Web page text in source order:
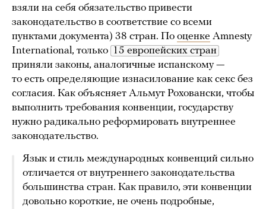
взяли на себя обязательство привести
законодательство в соответствие со всеми
пунктами документа) 38 стран. По оценке Amnesty
International, только 15 европейских стран
приняли законы, аналогичные испанскому —
то есть определяющие изнасилование как секс без
согласия. Как объясняет Альмут Роховански, чтобы
выполнить требования конвенции, государству
нужно радикально реформировать внутреннее
законодательство.
Язык и стиль международных конвенций сильно
отличается от внутреннего законодательства
большинства стран. Как правило, эти конвенции
довольно короткие, не очень подробные,